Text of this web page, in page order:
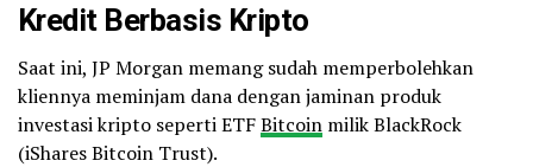
Kredit Berbasis Kripto
Saat ini, JP Morgan memang sudah memperbolehkan
kliennya meminjam dana dengan jaminan produk
investasi kripto seperti ETFBitcoin milik BlackRock
(iShares Bitcoin Trust).